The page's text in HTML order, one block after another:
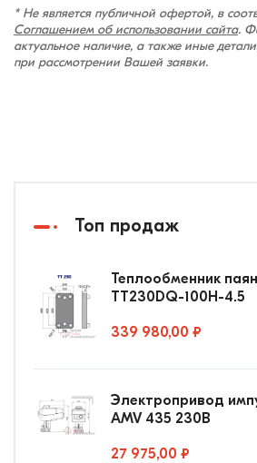
* Не является публичной офертой, в
Соглашением об использовании сайта.
актуальное наличие, а также иные
при рассмотрении Вашей заявки.
Топ продаж
Теплообменник
ТТ230DQ-100Н-4.5
339 980,00 ₽
Электропривод
AMV 435 230В
27 975,00 ₽